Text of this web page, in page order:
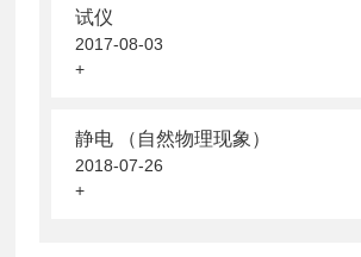
试仪
2017-08-03
+
静电 （自然物理现象）
2018-07-26
+